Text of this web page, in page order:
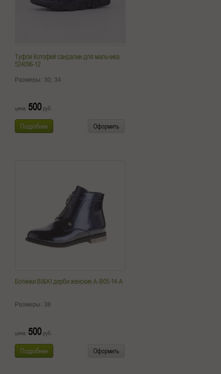
Туфли Котофей сандалии для мальчика
524096-12
Размеры: 30; 34
цена: 500 руб.
Подробнее Оформить
Ботинки BI&KI дерби женские A-B05-14-A
Размеры: 38
цена: 500 руб.
Подробнее Оформить